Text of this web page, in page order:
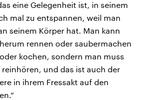
eine Gelegenheit ist, in seinem
mal zu entspannen, weil man
seinem Körper hat. Man kann
rennen oder saubermachen
kochen, sondern man muss
reinhören, und das ist auch der
in ihrem Fressakt auf den